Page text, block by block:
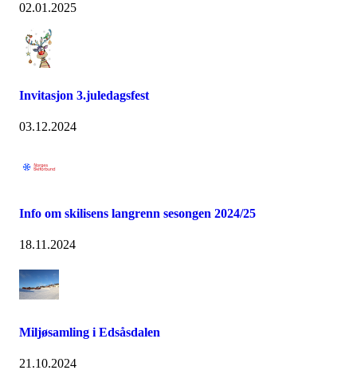
02.01.2025
Invitasjon 3.juledagsfest
03.12.2024
Info om skilisens langrenn sesongen 2024/25
18.11.2024
Miljøsamling i Edsåsdalen
21.10.2024